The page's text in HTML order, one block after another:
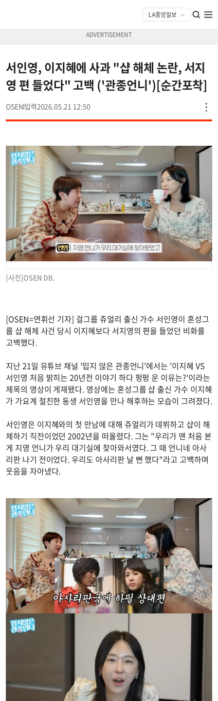
서인영, 이지혜에 사과 "샵 해체 논란, 서지
영 편 들었다" 고백 ('관종언니')[순간포착]
OSEN 2026.05.21 12:50
[사진]OSEN DB.
[OSEN=연휘선 기자] 걸그룹 쥬얼리 출신 가수 서인영이 혼성그
룹 샵 해체 사건 당시 이지혜보다 서지영의 편을 들었던 비화를
고백했다.
지난 21일 유튜브 채널 '밉지 않은 관종언니'에서는 '이지혜 VS
서인영 처음 밝히는 20년전 이야기 하다 펑펑 운 이유는?'이라는
제목의 영상이 게재됐다. 영상에는 혼성그룹 샵 출신 가수 이지혜
가 가요계 절친한 동생 서인영을 만나 해후하는 모습이 그려졌다.
서인영은 이지혜와의 첫 만남에 대해 쥬얼리가 데뷔하고 샵이 해
체하기 직전이었던 2002년을 떠올렸다. 그는 "우리가 맨 처음 본
게 지영 언니가 우리 대기실에 찾아와서였다. 그 때 언니네 아사
리판 나기 전이었다. 우리도 아사리판 날 뻔 했다"라고 고백하며
웃음을 자아냈다.